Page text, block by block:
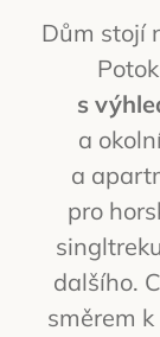
Dům stojí
s
a
a
pro
dalšího.
směrem